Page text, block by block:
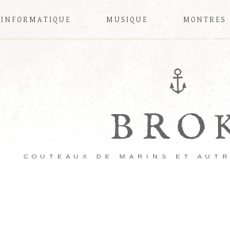
INFORMATIQUE MUSIQUE MONTRES
COUTEAUX DE MARINS ET